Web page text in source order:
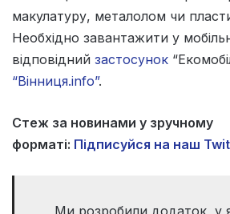
макулатуру, металолом чи
Необхідно завантажити у
відповідний застосунок
“Вінниця.info”.
Стеж за новинами у зручному
форматі: Підписуйся на наш
Ми розробили додаток, у